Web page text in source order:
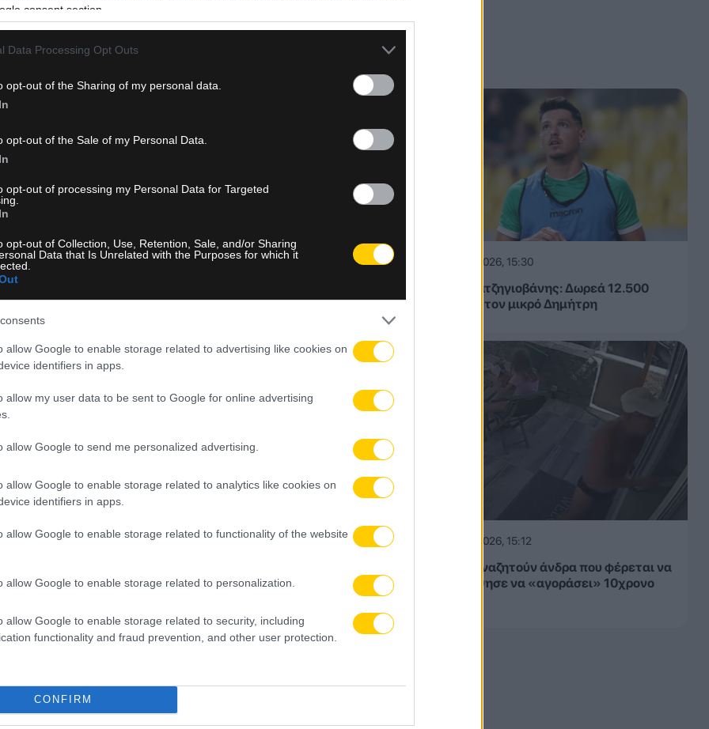
consent section.
Data Processing Opt Outs
opt-out of the Sharing of my personal data.
opt-out of the Sale of my Personal Data.
opt-out of processing my Personal Data for Targeted
opt-out of Collection, Use, Retention, Sale, and/or Sharing
Data that Is Unrelated with the Purposes for which it
allow Google to enable storage related to advertising like cookies on
identifiers in apps.
allow my user data to be sent to Google for online advertising
allow Google to send me personalized advertising.
allow Google to enable storage related to analytics like cookies on
identifiers in apps.
allow Google to enable storage related to functionality of the website
allow Google to enable storage related to personalization.
allow Google to enable storage related to security, including
functionality and fraud prevention, and other user protection.
CONFIRM
ήταν αντάξια των φετινών πρωταθλητών. Εκατοντάδες φίλοι της
της ιστορικής Χερσονησίδας Μπούρτζι, μετατρέποντας το σημείο
τη μέρα-νύχτα και ασταμάτητο τραγούδι, οι Ενωσίτες της
με την ψυχή τους τη μεγάλη φετινή επιτυχία του συνόλου του
καθώς το πρόγραμμα του «Troophy Tour» της ΠΑΕ ΑΕΚ
να ικανοποιηθούν όσο το δυνατόν περισσότεροι φίλαθλοι στην
στην Εύβοια και συγκεκριμένα στο Μαντούδι. Η εκδήλωση
Βόρεια Εύβοια, όπου το «κιτρινόμαυρο» στοιχείο είναι
πάρτι από τους φίλους του Δικεφάλου, πριν το κύπελλο συνεχίσει το
τελικού του Super Cup
ΑΕΚ – Athens Kallithea
ταξίδι της ΑΕΚ στο Βελιγράδι (VIDEO)
μένει» (ΦΩΤΟ)
08.08.2026, 15:30
Τάσος Χατζηγιοβάνης: Δωρεά 12.500
ευρώ για τον μικρό Δημήτρη
08.08.2026, 15:12
Κρήτη: Αναζητούν άνδρα που φέρεται να
προσπάθησε να «αγοράσει» 10χρονο